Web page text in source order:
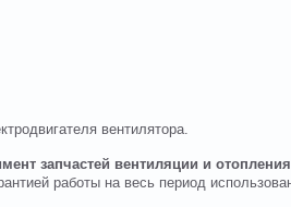
вентилятора.
запчастей вентиляции и
работы на весь период